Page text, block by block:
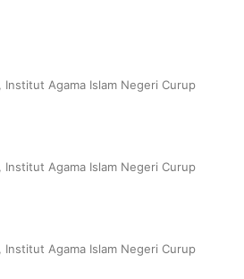
Institut Agama Islam Negeri Curup
Institut Agama Islam Negeri Curup
Institut Agama Islam Negeri Curup